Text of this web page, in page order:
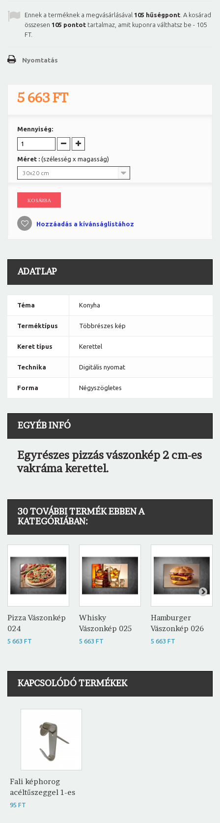
Ennek a terméknek a megvásárlásával 105 hűségpont . A kosárad
összesen 105 pontot tartalmaz, amit kuponra válthatsz be - 105
FT.
Nyomtatás
5 663 FT
Mennyiség:
Méret : (szélesség x magasság)
30x20 cm
KOSÁRBA
Hozzáadás a kívánságlistához
ADATLAP
Téma Konyha
Terméktípus Többrészes kép
Keret típus Kerettel
Technika Digitális nyomat
Forma Négyszögletes
EGYÉB INFÓ
Egyrészes pizzás vászonkép 2 cm-es
vakráma kerettel.
30 TOVÁBBI TERMÉK EBBEN A
KATEGÓRIÁBAN:
Pizza Vászonkép
024
5 663 FT
Whisky
Vászonkép 025
5 663 FT
Hamburger
Vászonkép 026
5 663 FT
KAPCSOLÓDÓ TERMÉKEK
Fali képhorog
acéltűszeggel 1-es
95 FT